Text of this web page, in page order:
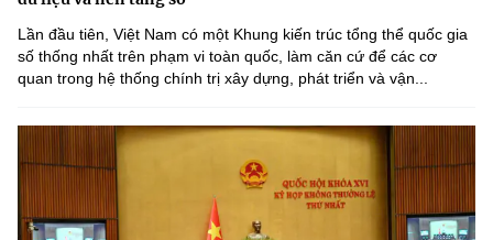
Lần đầu tiên, Việt Nam có một Khung kiến trúc tổng thể quốc gia
số thống nhất trên phạm vi toàn quốc, làm căn cứ để các cơ
quan trong hệ thống chính trị xây dựng, phát triển và vận...